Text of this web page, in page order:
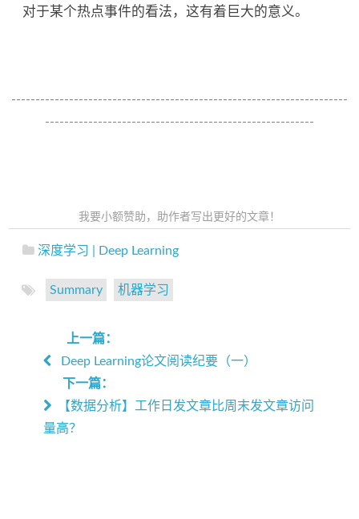
对于某个热点事件的看法，这有着巨大的意义。
----------------------------------------------------------------------
--------------------------------------------------------
我要小额赞助，助作者写出更好的文章！
深度学习 | Deep Learning
Summary 机器学习
上一篇：
Deep Learning论文阅读纪要（一）
下一篇：
【数据分析】工作日发文章比周末发文章访问
量高？